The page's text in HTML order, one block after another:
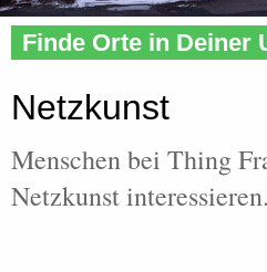
Finde Orte in Deiner
Netzkunst
Menschen bei Thing
Netzkunst interessieren.
Recent Posts